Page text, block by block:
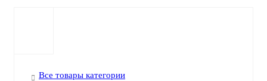
Все товары категории